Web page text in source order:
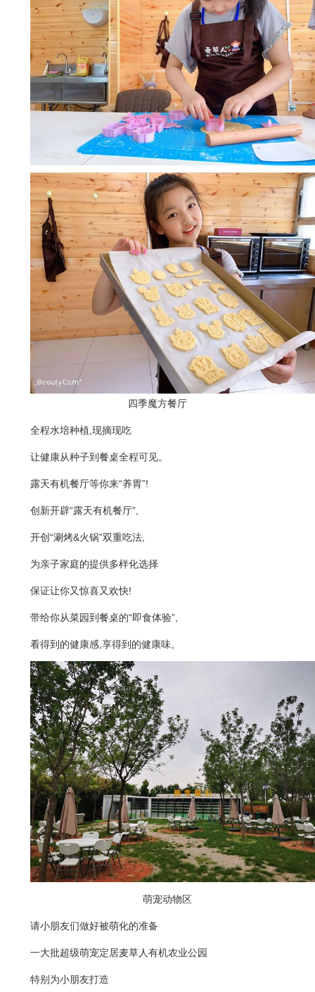
四季魔方餐厅
全程水培种植,现摘现吃
让健康从种子到餐桌全程可见。
露天有机餐厅等你来“养胃”!
创新开辟“露天有机餐厅”,
开创“涮烤&火锅”双重吃法,
为亲子家庭的提供多样化选择
保证让你又惊喜又欢快!
带给你从菜园到餐桌的“即食体验”,
看得到的健康感,享得到的健康味。
萌宠动物区
请小朋友们做好被萌化的准备
一大批超级萌宠定居麦草人有机农业公园
特别为小朋友打造